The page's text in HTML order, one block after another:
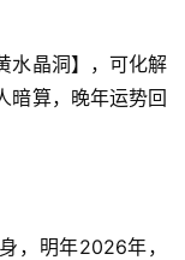
水晶洞】，可化解
暗算，晚年运势回
，明年2026年，